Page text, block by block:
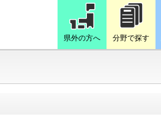
県外の方へ 分野で探す